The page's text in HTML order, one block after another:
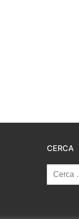
CERCA
Cerca: